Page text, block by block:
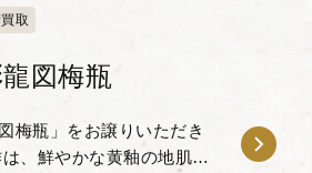
取
図梅瓶
梅瓶」をお譲りいただき
、鮮やかな黄釉の地肌